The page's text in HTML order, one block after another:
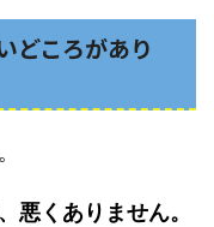
どころがあり
悪くありません。